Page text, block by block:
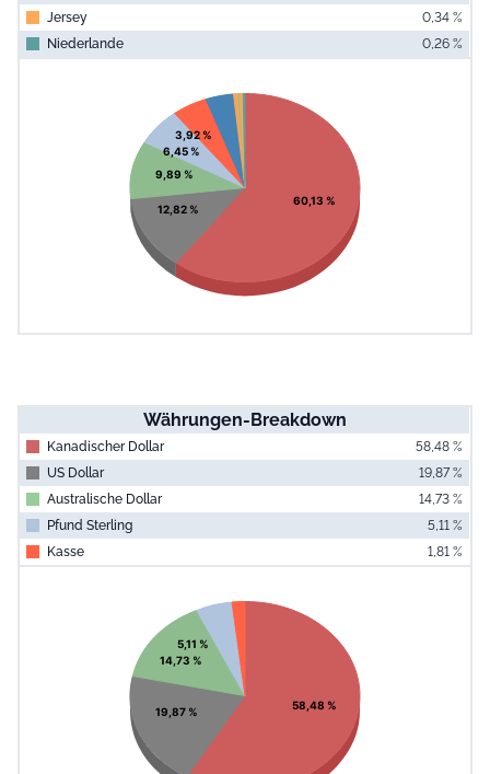
Jersey
0,34 %
Niederlande
0,26 %
Pie chart with 10 slices.
View as data table, Chart
60,13 %
12,82 %
9,89 %
6,45 %
3,92 %
Währungen-Breakdown
Kanadischer Dollar
58,48 %
US Dollar
19,87 %
Australische Dollar
14,73 %
Pfund Sterling
5,11 %
Kasse
1,81 %
Pie chart with 5 slices.
View as data table, Chart
58,48 %
19,87 %
14,73 %
5,11 %